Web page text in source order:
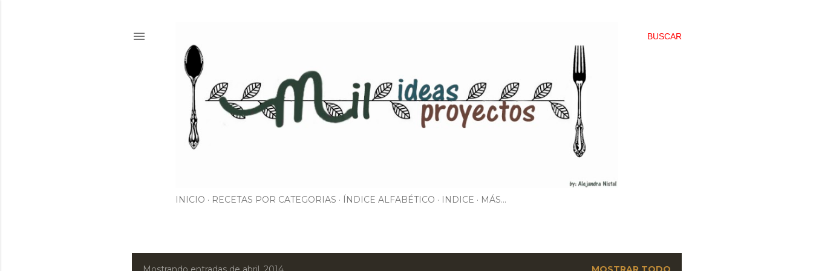
BUSCAR
INICIO RECETAS POR CATEGORIAS ÍNDICE ALFABÉTICO INDICE MÁS…